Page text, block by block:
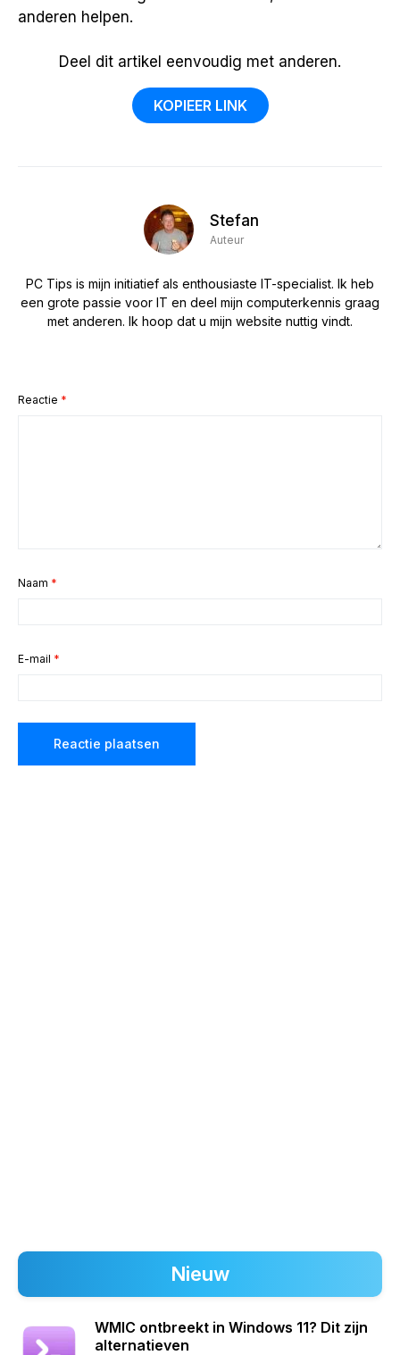
anderen helpen.
Deel dit artikel eenvoudig met anderen.
KOPIEER LINK
Stefan
Auteur
PC Tips is mijn initiatief als enthousiaste IT-specialist. Ik heb
een grote passie voor IT en deel mijn computerkennis graag
met anderen. Ik hoop dat u mijn website nuttig vindt.
Reactie *
Naam *
E-mail *
Nieuw
WMIC ontbreekt in Windows 11? Dit zijn
alternatieven